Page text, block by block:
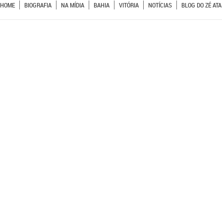
HOME BIOGRAFIA NA MÍDIA BAHIA VITÓRIA NOTÍCIAS BLOG DO ZÉ